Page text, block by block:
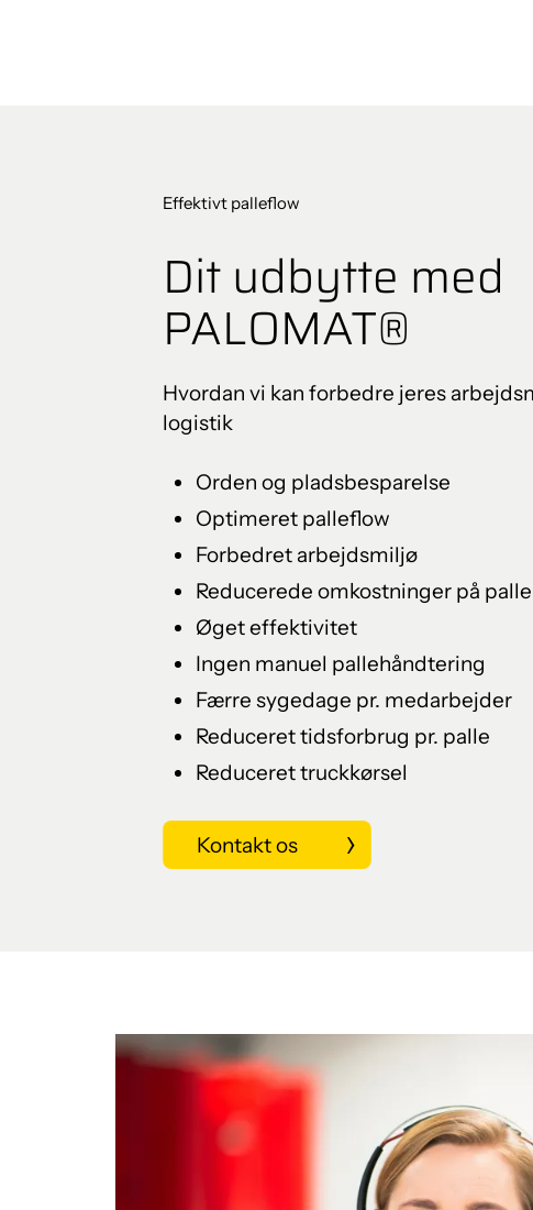
Effektivt palleflow
Dit udbytte med
PALOMAT®
Hvordan vi kan forbedre jeres
logistik
Orden og pladsbesparelse
Optimeret palleflow
Forbedret arbejdsmiljø
Reducerede omkostninger på
Øget effektivitet
Ingen manuel pallehåndtering
Færre sygedage pr. medarbejder
Reduceret tidsforbrug pr. palle
Reduceret truckkørsel
Kontakt os